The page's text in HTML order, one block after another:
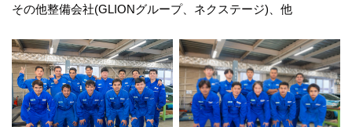
その他整備会社(GLIONグループ、ネクステージ)、他